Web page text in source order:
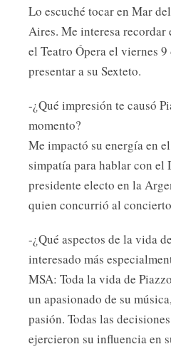
Lo escuché tocar en Mar
Aires. Me interesa
el Teatro Ópera el viernes
presentar a su Sexteto.
-¿Qué impresión te causó
momento?
Me impactó su energía en
simpatía para hablar con el
presidente electo en la
quien concurrió al
-¿Qué aspectos de la vida
interesado más
MSA: Toda la vida de
un apasionado de su
pasión. Todas las
ejercieron su influencia en